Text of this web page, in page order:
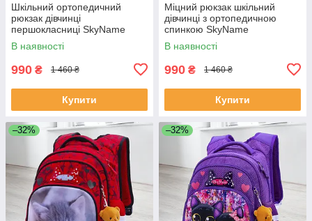
Шкільний ортопедичний
рюкзак дівчинці
першокласниці SkyName
червоний з котиком/
Водонепроникний портфель
В наявності
990 ₴ 1 460 ₴
Купити
Міцний рюкзак шкільний
дівчинці з ортопедичною
спинкою SkyName
"Єдиноріг"/ Водонепроникний
блакитний портфель для
В наявності
990 ₴ 1 460 ₴
Купити
–32% –32%